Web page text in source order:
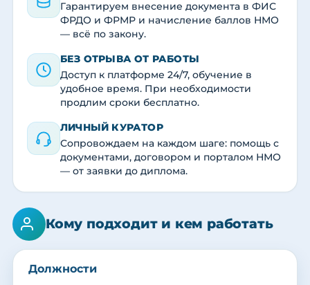
Гарантируем внесение документа в ФИС
ФРДО и ФРМР и начисление баллов НМО
— всё по закону.
БЕЗ ОТРЫВА ОТ РАБОТЫ
Доступ к платформе 24/7, обучение в
удобное время. При необходимости
продлим сроки бесплатно.
ЛИЧНЫЙ КУРАТОР
Сопровождаем на каждом шаге: помощь с
документами, договором и порталом НМО
— от заявки до диплома.
Кому подходит и кем работать
Должности